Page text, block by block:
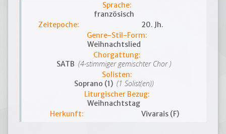
Sprache:
französisch
Zeitepoche:
20. Jh.
Genre-Stil-Form:
Weihnachtslied
Chorgattung:
SATB (4-stimmiger gemischter Chor )
Solisten:
Soprano (1) (1 Solist(en))
Liturgischer Bezug:
Weihnachtstag
Herkunft:
Vivarais (F)